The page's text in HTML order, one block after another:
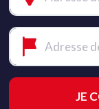
Adresse de livraison
JE